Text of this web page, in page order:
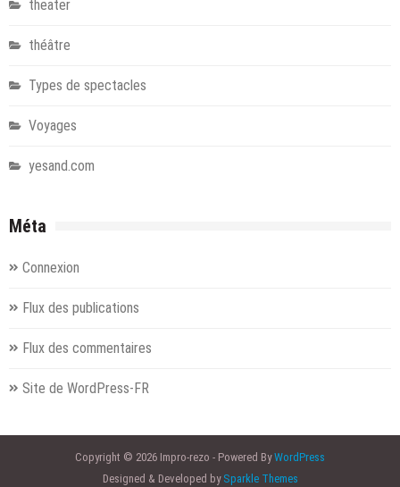
theater
théâtre
Types de spectacles
Voyages
yesand.com
Méta
Connexion
Flux des publications
Flux des commentaires
Site de WordPress-FR
Copyright © 2026 Impro-rezo - Powered ByWordPress
Designed & Developed by Sparkle Themes